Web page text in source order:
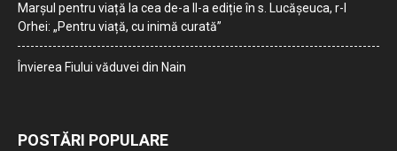
Marșul pentru viață la cea de-a II-a ediție în s. Lucășeuca, r-l
Orhei: „Pentru viață, cu inimă curată”
Învierea Fiului văduvei din Nain
POSTĂRI POPULARE